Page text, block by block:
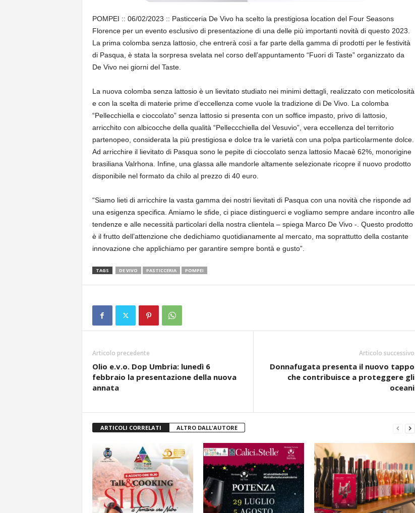
POMPEI :: 06/02/2023 :: Pasticceria De Vivo ha scelto la prestigiosa location del Four Seasons
Florence per un evento esclusivo di presentazione di una delle più importanti novità di questo 2023.
La prima colomba senza lattosio, che entrerà così a far parte della gamma di prodotti per le festività
di Pasqua, è stata la sorpresa svelata nel corso dell’appuntamento “Fuori di Taste” organizzato da
De Vivo nei giorni del Taste.
La nuova colomba senza lattosio è un lievitato studiato nei minimi dettagli, realizzato con meticolosità
e con la scelta di materie prime d’eccellenza come vuole la tradizione di De Vivo. La colomba
“Pellecchiella e cioccolato” senza lattosio si presenta con un soffice impasto, privo di lattosio,
arricchito con albicocche della qualità “Pelleccchiella del Vesuvio”, vera eccellenza del territorio
partenopeo, considerata la più prestigiosa e dolce tra le varietà con una polpa particolarmente dolce.
Ad arricchire il lievitato di Pasqua sono le pepite di cioccolato senza lattosio Macaè 62%, monorigine
brasiliana Valrhona. Infine, una glassa alle mandorle altamente selezionate ricopre il nuovo prodotto
disponibile nel formato da chilo al prezzo di 40 euro.
“Siamo lieti di arricchire la vasta gamma dei nostri lievitati di Pasqua con una novità che risponde ad
una esigenza specifica. Amiamo le sfide, ci piace distinguerci e vogliamo sempre andare incontro alle
tendenze e alle necessità particolari della nostra clientela – spiega Marco De Vivo -. Questo prodotto
è il frutto dell’attenzione che dedichiamo quotidianamente al mercato, ma soprattutto della costante
innovazione che applichiamo per garantire sempre bontà e gusto”.
TAGS DE VIVO PASTICCERIA POMPEI
Articolo precedente
Olio e.v.o. Dop Umbria: lunedì 6
febbraio la presentazione della nuova
annata
Articolo successivo
Donnafugata presenta il nuovo tappo
che contribuisce a proteggere gli
oceani
ARTICOLI CORRELATI ALTRO DALL'AUTORE